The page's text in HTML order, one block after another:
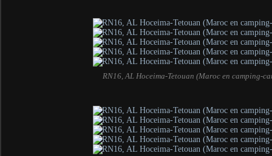
RN16, AL Hoceima-Tetouan (Maroc en camping-